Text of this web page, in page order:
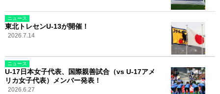
ニュース
東北トレセンU-13が開催！
2026.7.14
ニュース
U-17日本女子代表、国際親善試合（vs U-17アメ
リカ女子代表）メンバー発表！
2026.6.27